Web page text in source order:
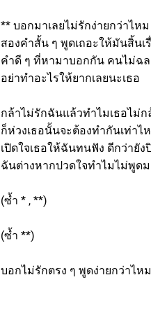
** บอกมาเลยไม่รักง่ายกว่าไห
สองคำสั้น ๆ พูดเถอะให้มันสิ้นเ
คำดี ๆ ที่หามาบอกกัน คนไม่ฉล
อย่าทำอะไรให้ยากเลยนะเธอ
กล้าไม่รักฉันแล้วทำไมเธอไม่
ก็ห่วงเธอนั้นจะต้องทำกันเท่าไ
เปิดใจเธอให้ฉันทนฟัง ดีกว่ายัง
ฉันต่างหากปวดใจทำไมไม่พูด
(ซ้ำ * , **)
(ซ้ำ **)
บอกไม่รักตรง ๆ พูดง่ายกว่าไห